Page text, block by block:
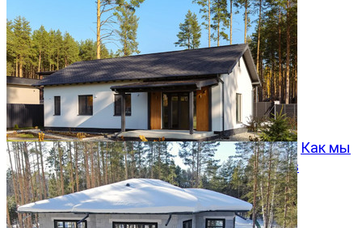
Как мы
превращаем типовой проект Хвойный 96 в
особенный дом
05.08.2026